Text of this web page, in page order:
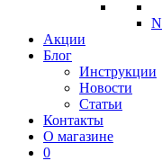
Акции
Блог
Инструкции
Новости
Статьи
Контакты
О магазине
0